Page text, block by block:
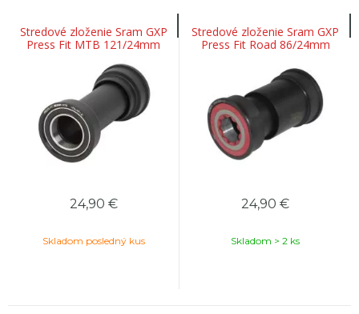
Stredové zloženie Sram GXP
Press Fit MTB 121/24mm
24,90 €
Skladom posledný kus
Stredové zloženie Sram GXP
Press Fit Road 86/24mm
24,90 €
Skladom > 2 ks